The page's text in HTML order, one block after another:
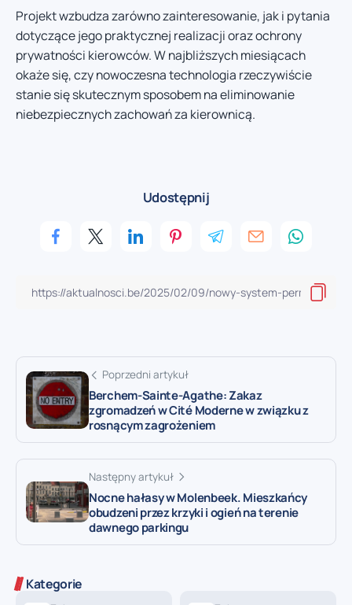
Projekt wzbudza zarówno zainteresowanie, jak i pytania
dotyczące jego praktycznej realizacji oraz ochrony
prywatności kierowców. W najbliższych miesiącach
okaże się, czy nowoczesna technologia rzeczywiście
stanie się skutecznym sposobem na eliminowanie
niebezpiecznych zachowań za kierownicą.
Udostępnij
Poprzedni artykuł
Berchem-Sainte-Agathe: Zakaz
zgromadzeń w Cité Moderne w związku z
rosnącym zagrożeniem
Następny artykuł
Nocne hałasy w Molenbeek. Mieszkańcy
obudzeni przez krzyki i ogień na terenie
dawnego parkingu
Kategorie